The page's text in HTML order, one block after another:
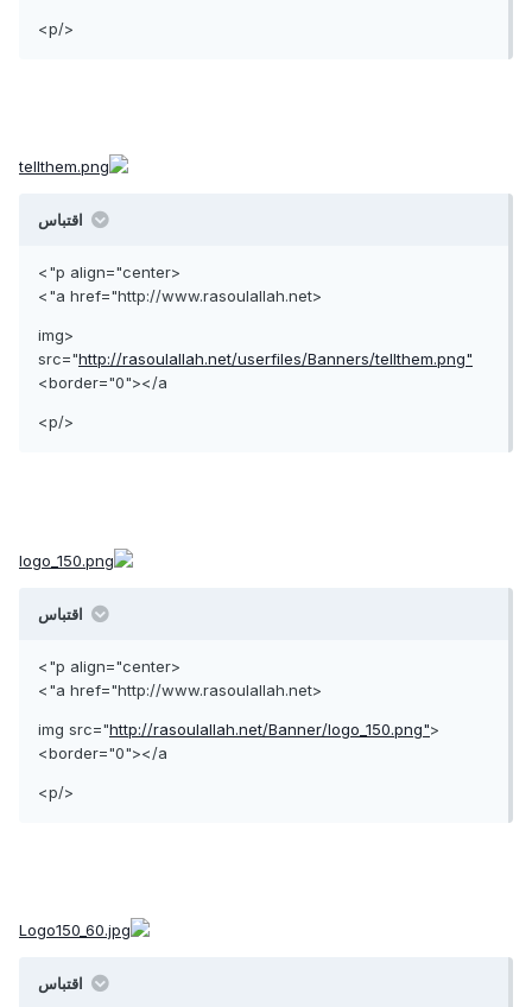
</p>
اقتباس
<p align="center">
<a href="http://www.rasoulallah.net">
<img
src="http://rasoulallah.net/userfiles/Banners/tellthem.png"
border="0"></a>
</p>
اقتباس
<p align="center">
<a href="http://www.rasoulallah.net">
<img src="
http://rasoulallah.net/Banner/logo_150.png"
border="0"></a>
</p>
اقتباس